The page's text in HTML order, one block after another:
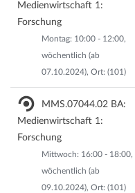
Medienwirtschaft 1:
Forschung
Montag: 10:00 - 12:00,
wöchentlich (ab
07.10.2024), Ort: (101)
MMS.07044.02 BA:
Medienwirtschaft 1:
Forschung
Mittwoch: 16:00 - 18:00,
wöchentlich (ab
09.10.2024), Ort: (101)